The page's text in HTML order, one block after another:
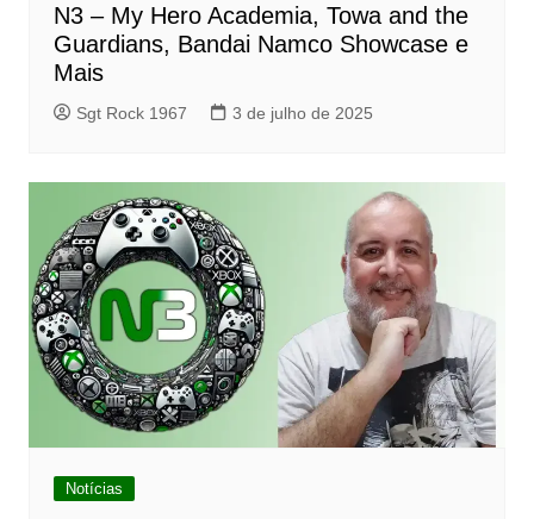
N3 – My Hero Academia, Towa and the
Guardians, Bandai Namco Showcase e
Mais
Sgt Rock 1967 3 de julho de 2025
Notícias